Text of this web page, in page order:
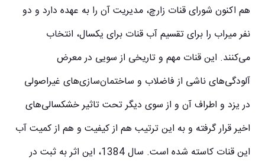
هم اکنون شورای قنات زارچ، مدیریت آن را به عهده دارد و دو
نفر میراب را برای تقسیم آب قنات برای یکسال، انتخاب
می‌کنند. این قنات مهم و تاریخی از سویی در معرض
آلودگی‌های ناشی از فاضلاب و ساختمان‌سازی‌های غیراصولی
در یزد و اطراف آن و از سوی دیگر تحت تاثیر خشکسالی‌های
اخیر قرار گرفته و به این ترتیب هم از کیفیت و هم از کمیت آب
این قنات کاسته شده است. سال 1384، این اثر به ثبت در